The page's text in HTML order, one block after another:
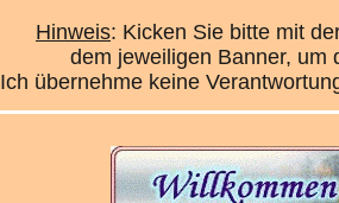
Hinweis: Kicken Sie bitte mit
dem jeweiligen Banner, um
Ich übernehme keine